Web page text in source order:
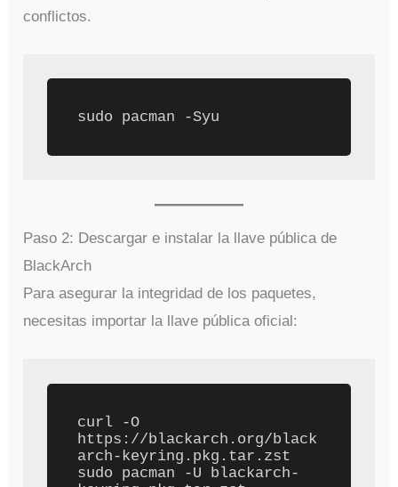
conflictos.
Paso 2: Descargar e instalar la llave pública de
BlackArch
Para asegurar la integridad de los paquetes,
necesitas importar la llave pública oficial:
curl -O
https://blackarch.org/black
arch-keyring.pkg.tar.zst
sudo pacman -U blackarch-